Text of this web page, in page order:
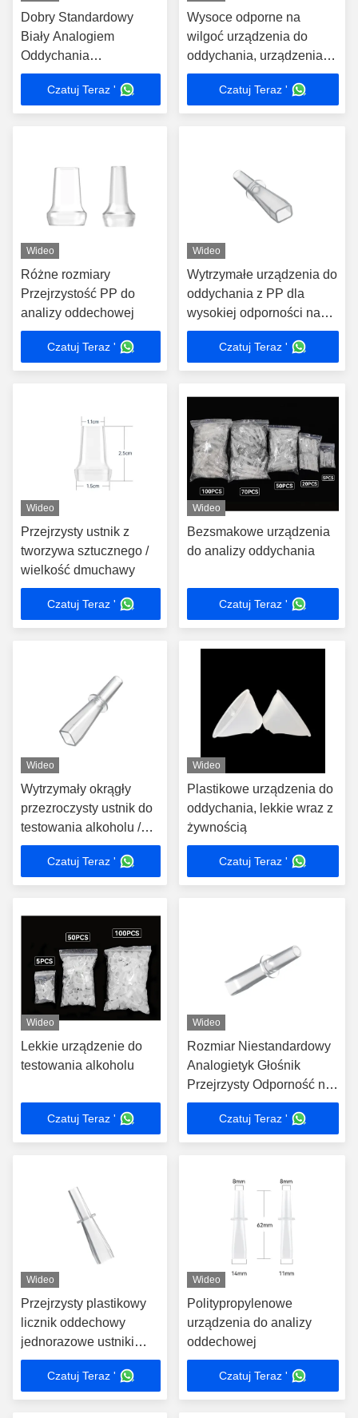
Dobry Standardowy
Biały Analogiem
Oddychania
Jednorazowe Głowice /
Dmuchawy Do Różnych
Maszyny
Czatuj Teraz '
Wysoce odporne na
wilgoć urządzenia do
oddychania, urządzenia
do oddychania,
ergonomiczne
Czatuj Teraz '
Wideo
Różne rozmiary
Przejrzystość PP do
analizy oddechowej
Czatuj Teraz '
Wideo
Wytrzymałe urządzenia do
oddychania z PP dla
wysokiej odporności na
zapachy w
profesjonalnych
warunkach
Czatuj Teraz '
Wideo
Przejrzysty ustnik z
tworzywa sztucznego /
wielkość dmuchawy
Czatuj Teraz '
Wideo
Bezsmakowe urządzenia
do analizy oddychania
Czatuj Teraz '
Wideo
Wytrzymały okrągły
przezroczysty ustnik do
testowania alkoholu /
zastosowań
przemysłowych
Czatuj Teraz '
Wideo
Plastikowe urządzenia do
oddychania, lekkie wraz z
żywnością
Czatuj Teraz '
Wideo
Lekkie urządzenie do
testowania alkoholu
Czatuj Teraz '
Wideo
Rozmiar Niestandardowy
Analogietyk Głośnik
Przejrzysty Odporność na
smak
Czatuj Teraz '
Wideo
Przejrzysty plastikowy
licznik oddechowy
jednorazowe ustniki
certyfikacja kontaktu z
żywnością
Czatuj Teraz '
Wideo
Politypropylenowe
urządzenia do analizy
oddechowej
Czatuj Teraz '